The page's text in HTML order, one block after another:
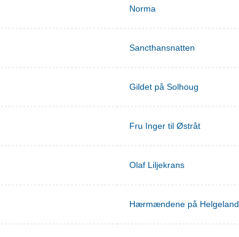
Norma
Sancthansnatten
Gildet på Solhoug
Fru Inger til Østråt
Olaf Liljekrans
Hærmændene på Helgeland